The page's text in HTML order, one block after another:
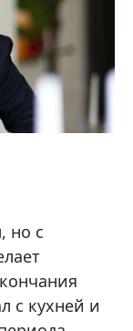
но с
с кухней и